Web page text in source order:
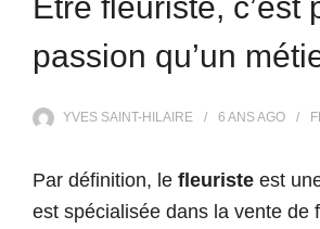
Être fleuriste, c’est
passion qu’un
YVES SAINT-HILAIRE 6 ANSAGO
Par définition, le fleuriste est
est spécialisée dans la vente de